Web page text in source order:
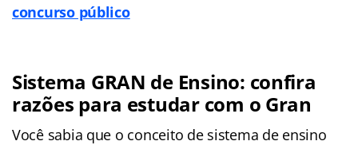
concurso público
Sistema GRAN de Ensino: confira
razões para estudar com o Gran
Você sabia que o conceito de sistema de ensino